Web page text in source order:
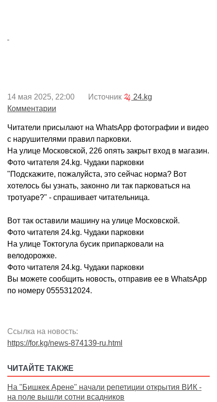
14 мая 2025, 22:00 Источник
24.kg
Комментарии
Читатели присылают на WhatsApp фотографии и видео
с нарушителями правил парковки.
На улице Московской, 226 опять закрыт вход в магазин.
Фото читателя 24.kg. Чудаки парковки
"Подскажите, пожалуйста, это сейчас норма? Вот
хотелось бы узнать, законно ли так парковаться на
тротуаре?" - спрашивает читательница.
Вот так оставили машину на улице Московской.
Фото читателя 24.kg. Чудаки парковки
На улице Токтогула бусик припарковали на
велодорожке.
Фото читателя 24.kg. Чудаки парковки
Вы можете сообщить новость, отправив ее в WhatsApp
по номеру 0555312024.
Ссылка на новость:
https://for.kg/news-874139-ru.html
ЧИТАЙТЕ ТАКЖЕ
На "Бишкек Арене" начали репетиции открытия ВИК -
на поле вышли сотни всадников